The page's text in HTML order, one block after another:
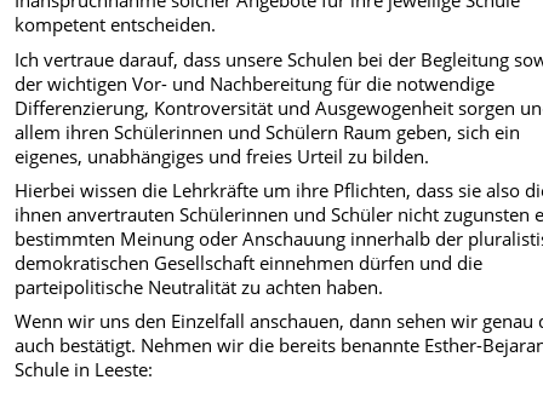
kompetent entscheiden.
Ich vertraue darauf, dass unsere Schulen bei der Begleitung
der wichtigen Vor- und Nachbereitung für die notwendige
Differenzierung, Kontroversität und Ausgewogenheit sorgen
allem ihren Schülerinnen und Schülern Raum geben, sich ein
eigenes, unabhängiges und freies Urteil zu bilden.
Hierbei wissen die Lehrkräfte um ihre Pflichten, dass sie also
ihnen anvertrauten Schülerinnen und Schüler nicht zugunsten
bestimmten Meinung oder Anschauung innerhalb der
demokratischen Gesellschaft einnehmen dürfen und die
parteipolitische Neutralität zu achten haben.
Wenn wir uns den Einzelfall anschauen, dann sehen wir genau
auch bestätigt. Nehmen wir die bereits benannte Esther-
Schule in Leeste: